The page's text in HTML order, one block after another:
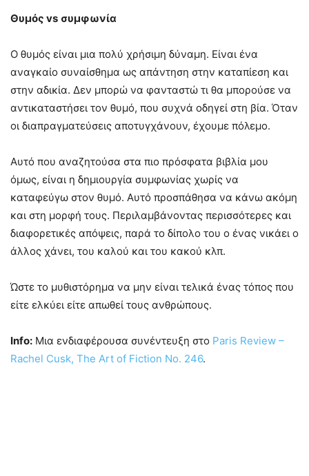
Θυμός vs συμφωνία
Ο θυμός είναι μια πολύ χρήσιμη δύναμη. Είναι ένα
αναγκαίο συναίσθημα ως απάντηση στην καταπίεση και
στην αδικία. Δεν μπορώ να φανταστώ τι θα μπορούσε να
αντικαταστήσει τον θυμό, που συχνά οδηγεί στη βία. Όταν
οι διαπραγματεύσεις αποτυγχάνουν, έχουμε πόλεμο.
Αυτό που αναζητούσα στα πιο πρόσφατα βιβλία μου
όμως, είναι η δημιουργία συμφωνίας χωρίς να
καταφεύγω στον θυμό. Αυτό προσπάθησα να κάνω ακόμη
και στη μορφή τους. Περιλαμβάνοντας περισσότερες και
διαφορετικές απόψεις, παρά το δίπολο του ο ένας νικάει ο
άλλος χάνει, του καλού και του κακού κλπ.
Ώστε το μυθιστόρημα να μην είναι τελικά ένας τόπος που
είτε ελκύει είτε απωθεί τους ανθρώπους.
Info: Μια ενδιαφέρουσα συνέντευξη στο Paris Review –
Rachel Cusk, The Art of Fiction No. 246.